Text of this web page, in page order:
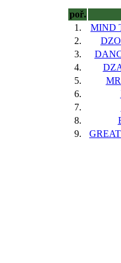
poř.
1.
MIND
2.
3.
4.
5.
6.
7.
8.
9.